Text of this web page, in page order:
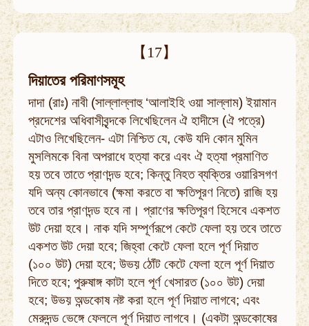
【17】
দিয়াতের পরিমাণসমূহ
দাদা (রাঃ) নাবী (সাল্লাল্লাহু ‘আলাইহি ওয়া সাল্লাম) ইয়ামান
প্রদেশের অধিবাসীবৃন্দকে লিখেছিলেন ঐ হাদীসে (ঐ পত্রে)
এটাও লিখেছিলেন- এটা নিশ্চিত যে, কেউ যদি কোন মুমিন
মুসলিমকে বিনা অপরাধে হত্যা করে এবং ঐ হত্যা প্রমাণিত
হয় তবে তাতে প্রাণদন্ড হবে; কিন্তু নিহত ব্যক্তির ওয়ারিসগণ
যদি অন্য কোনভাবে (ক্ষমা করতে বা ক্ষতিপূরণ নিতে) রাজি হয়
তবে তার প্রাণদন্ড হবে না। প্রাণের ক্ষতিপূরণ হিসেবে একশত
উট দেয়া হবে। নাক যদি সম্পূর্ণরূপে কেটে ফেলা হয় তবে তাতে
একশত উট দেয়া হবে; জিহ্বা কেটে ফেলা হলে পূর্ণ দিয়াত
(১০০ উট) দেয়া হবে; উভয় ঠোঁট কেটে ফেলা হলে পূর্ণ দিয়াত
দিতে হবে; পুরুষাঙ্গ কাটা হলে পূর্ণ খেসারত (১০০ উট) দেয়া
হবে; উভয় অন্ডকোষ নষ্ট করা হলে পূর্ণ দিয়াত লাগবে; এবং
মেরুদন্ড ভেঙ্গে ফেললে পূর্ণ দিয়াত লাগবে। (একটা অন্ডকোষের